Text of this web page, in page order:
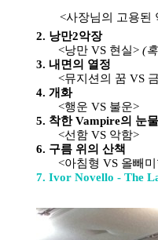
<사장님의 고용된
2. 낭만2악장
<낭만 VS 현실> (
3. 내면의 열정
<뮤지션의 꿈 VS
4. 개화
<행운 VS 불운>
5. 착한 Vampire의 눈물
<선함 VS 악함>
6. 구름 위의 산책
<아침형 VS 올빼
7. Ivor Novello - The